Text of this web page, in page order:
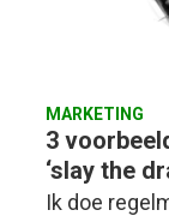
MARKETING
3
‘slay the
Ik doe